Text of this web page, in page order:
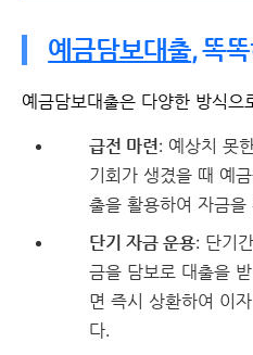
예금담보대출, 똑
예금담보대출은 다양한 방식으
급전 마련: 예상치 못
기회가 생겼을 때 예
출을 활용하여 자금
단기 자금 운용: 단기
금을 담보로 대출을
면 즉시 상환하여 이
다.